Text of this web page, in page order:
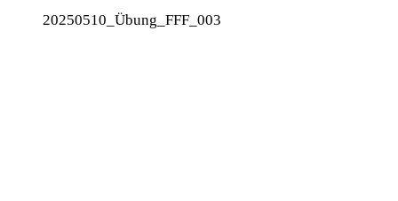
20250510_Übung_FFF_003